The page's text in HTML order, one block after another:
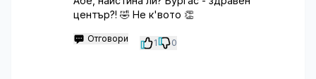
център?! 🤣 Не к'вото 👏
Отговори 1 0